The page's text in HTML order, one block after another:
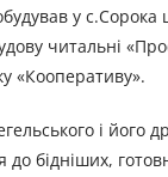
у с.Сорока
читальні
«Кооперативу».
і його
бідніших,